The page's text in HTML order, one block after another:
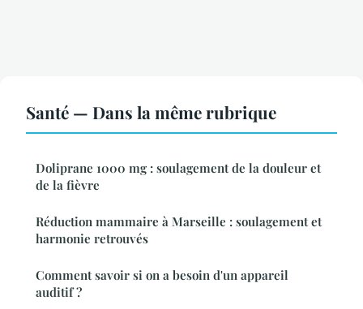
Santé — Dans la même rubrique
Doliprane 1000 mg : soulagement de la douleur et
de la fièvre
Réduction mammaire à Marseille : soulagement et
harmonie retrouvés
Comment savoir si on a besoin d'un appareil
auditif ?